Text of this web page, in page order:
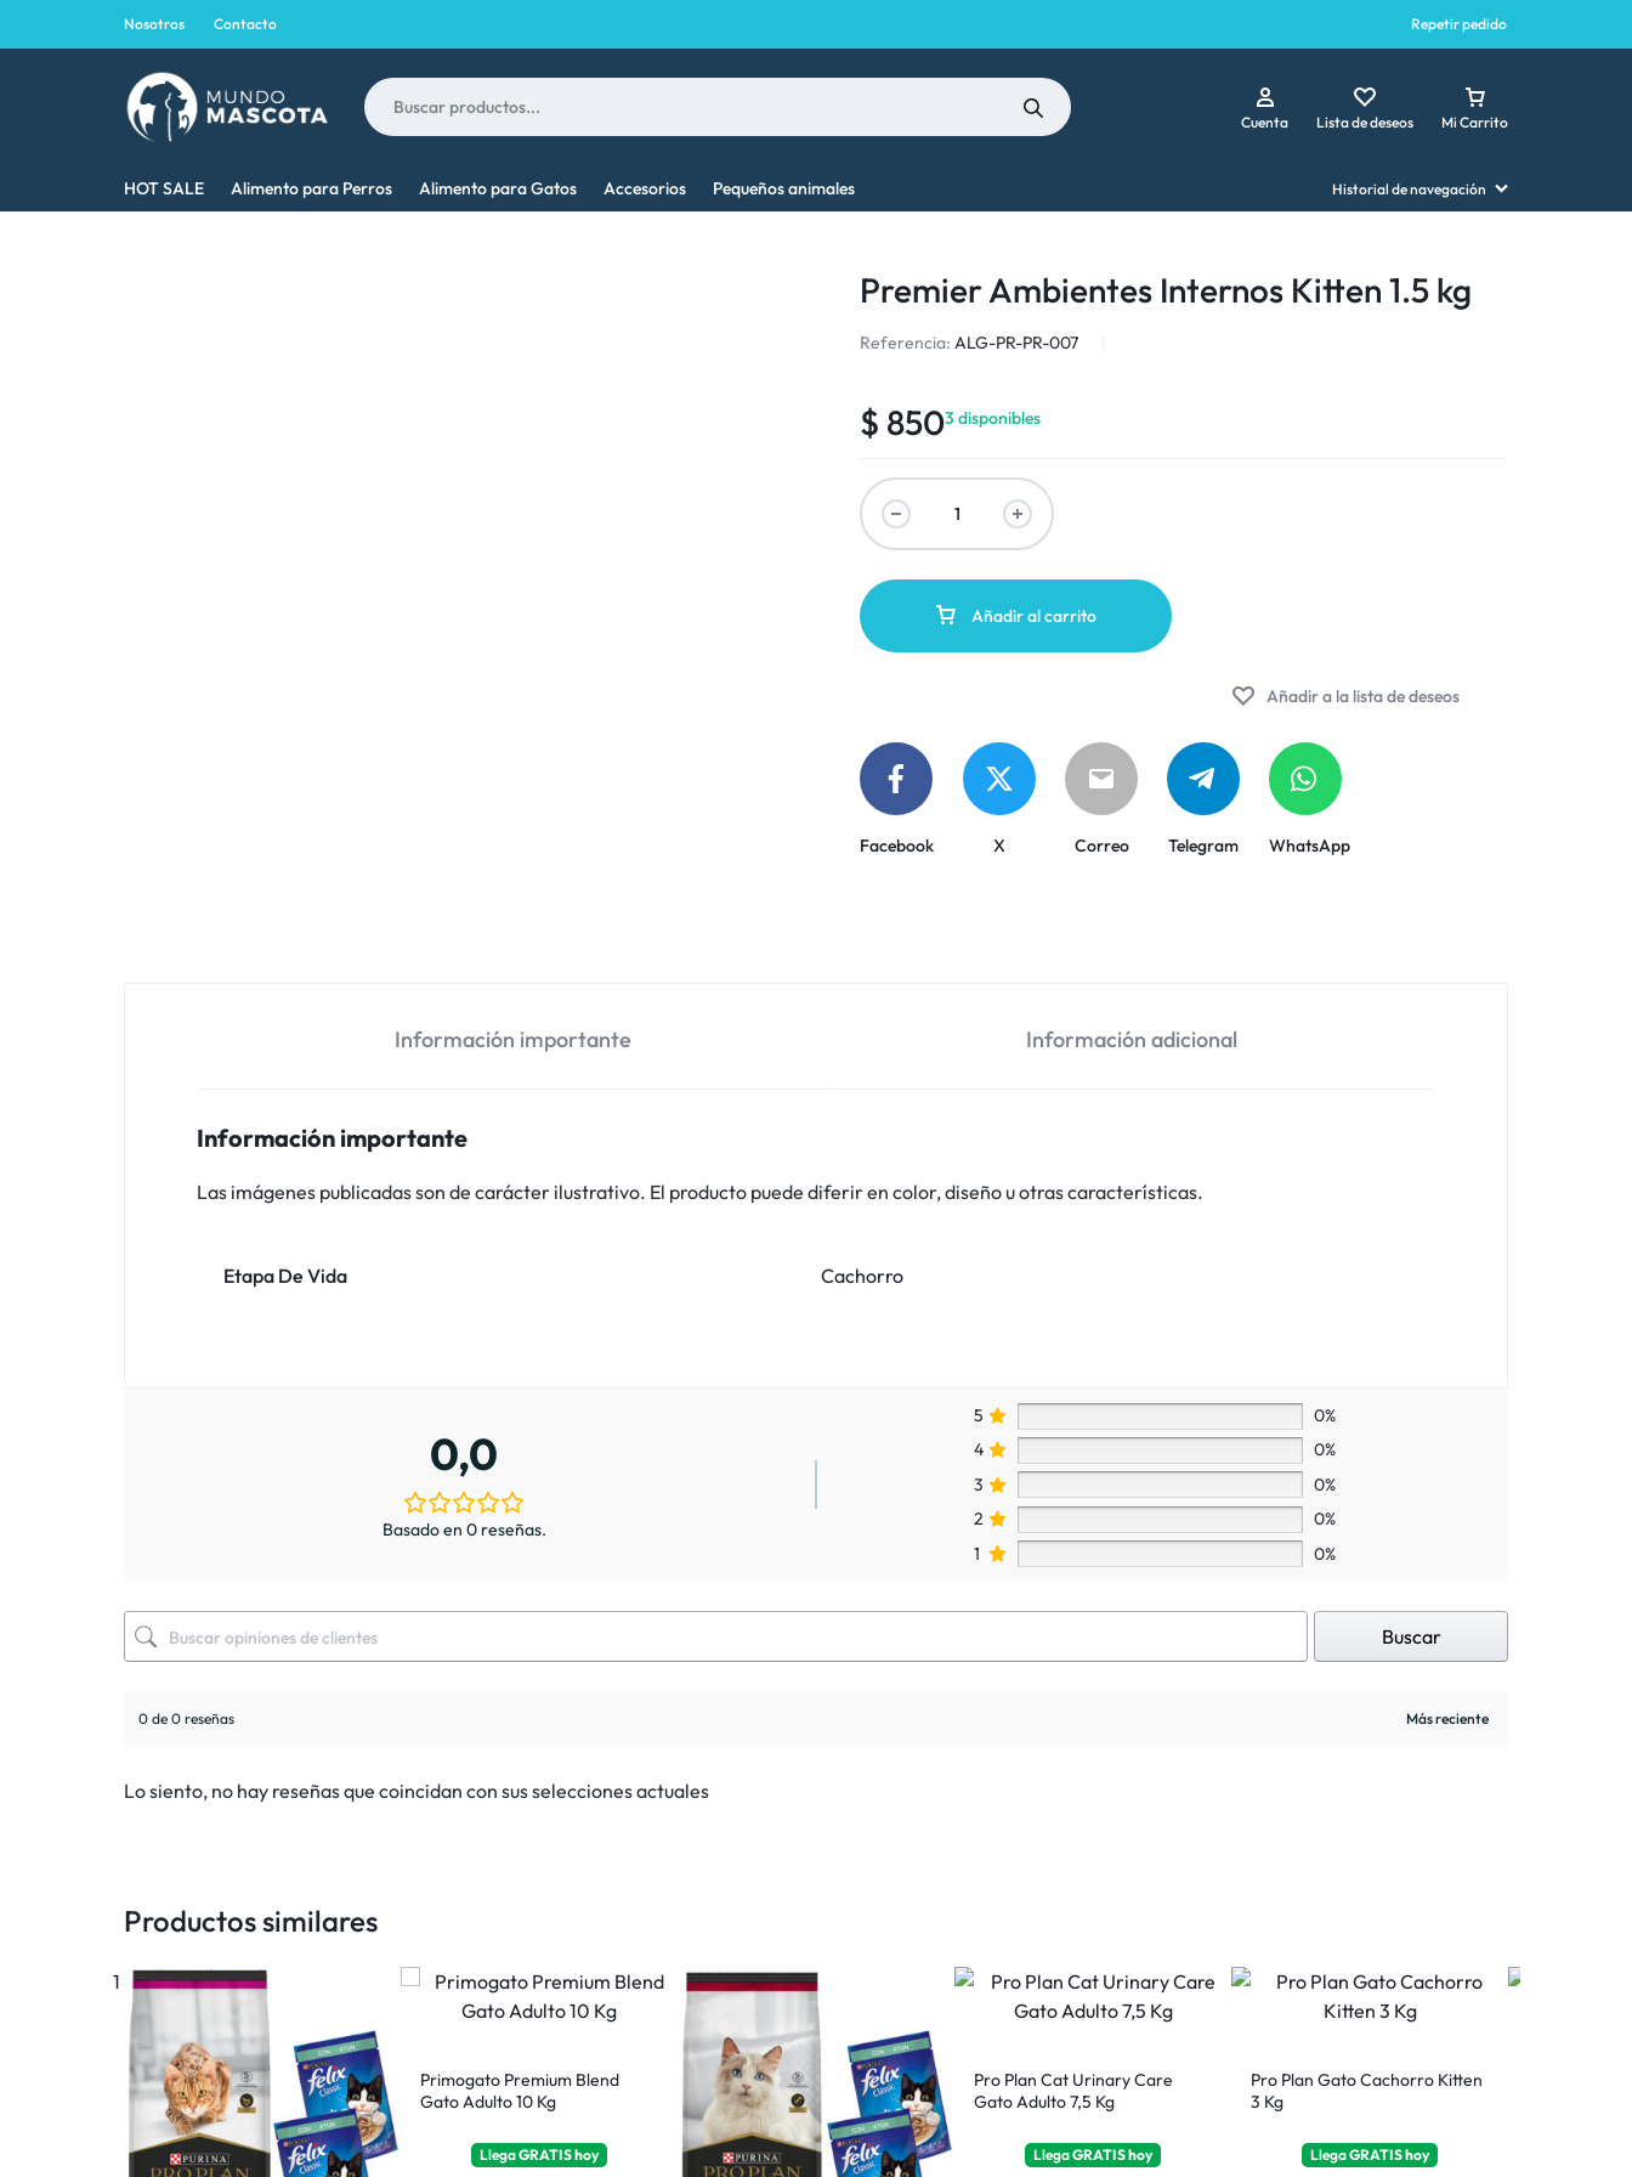
Nosotros Contacto Repetir pedido
MASCOTA
MEJOR
Cuenta Lista de deseos Mi Carrito
HOT SALE Alimento para Perros Alimento para Gatos Accesorios Pequeños animales Historial de navegación
Premier Ambientes Internos Kitten 1.5 kg
Referencia: ALG-PR-PR-007
$ 8503 disponibles
Añadir al carrito
Añadir a la lista de deseos
Facebook X Correo Telegram WhatsApp
Información importante Información adicional
Información importante
Las imágenes publicadas son de carácter ilustrativo. El producto puede diferir en color, diseño u otras características.
Etapa De Vida Cachorro
0,0
Basado en 0 reseñas.
5
0%
4
0%
3
0%
2
0%
1
0%
Buscar
0 de 0 reseñas
Lo siento, no hay reseñas que coincidan con sus selecciones actuales
Productos similares
Primogato Premium Blend
Gato Adulto 10 Kg
LlegaGRATIShoy
Pro Plan Cat Urinary Care
Gato Adulto 7,5 Kg
LlegaGRATIShoy
Pro Plan Gato Cachorro Kitten
3 Kg
LlegaGRATIShoy